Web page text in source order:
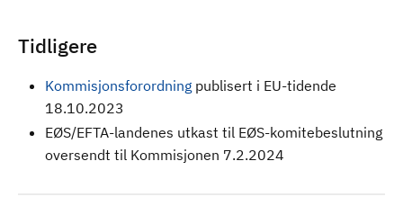
Tidligere
Kommisjonsforordning publisert i EU-tidende
18.10.2023
EØS/EFTA-landenes utkast til EØS-komitebeslutning
oversendt til Kommisjonen 7.2.2024